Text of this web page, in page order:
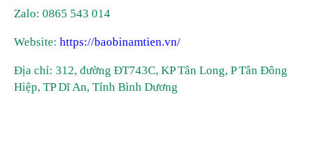
Zalo: 0865 543 014
Website: https://baobinamtien.vn/
Địa chỉ: 312, đường ĐT743C, KP Tân Long, P Tân Đông
Hiệp, TP Dĩ An, Tỉnh Bình Dương